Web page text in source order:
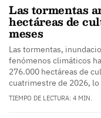
Las tormentas
hectáreas de
meses
Las tormentas,
fenómenos climáticos
276.000 hectáreas de
cuatrimestre de 2026,
TIEMPO DE LECTURA: 4 MIN.